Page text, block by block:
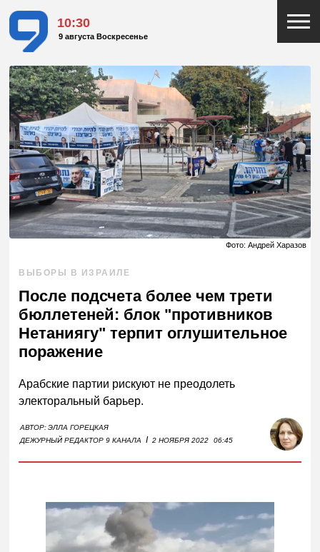
10:30
9 августа Воскресенье
Фото: Андрей Харазов
ВЫБОРЫ В ИЗРАИЛЕ
После подсчета более чем трети
бюллетеней: блок "противников
Нетаниягу" терпит оглушительное
поражение
Арабские партии рискуют не преодолеть
электоральный барьер.
АВТОР:ЭЛЛА ГОРЕЦКАЯ
ДЕЖУРНЫЙ РЕДАКТОР 9 КАНАЛА
I 2 НОЯБРЯ 2022 06:45